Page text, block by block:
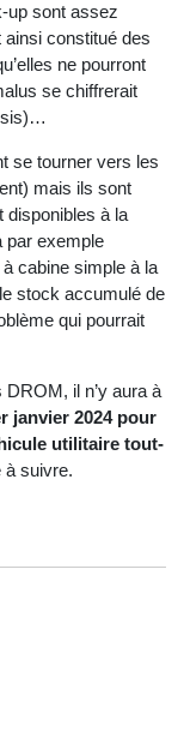
up sont assez
ainsi constitué des
ne pourront
se chiffrerait
se tourner vers les
mais ils sont
disponibles à la
par exemple
à cabine simple à la
stock accumulé de
qui pourrait
il n’y aura à
janvier 2024 pour
utilitaire tout-
à suivre.